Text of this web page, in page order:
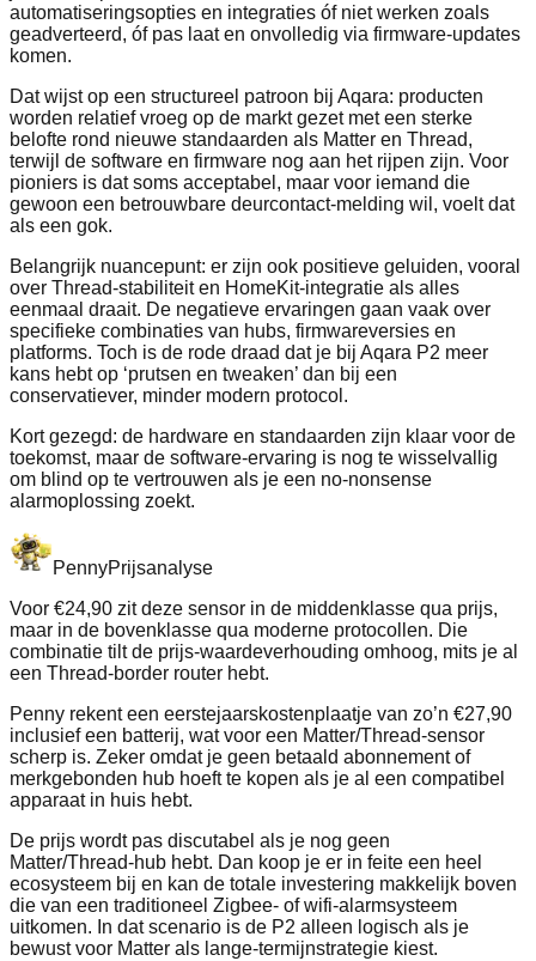
automatiseringsopties en integraties óf niet werken zoals
geadverteerd, óf pas laat en onvolledig via firmware‑updates
komen.
Dat wijst op een structureel patroon bij Aqara: producten
worden relatief vroeg op de markt gezet met een sterke
belofte rond nieuwe standaarden als Matter en Thread,
terwijl de software en firmware nog aan het rijpen zijn. Voor
pioniers is dat soms acceptabel, maar voor iemand die
gewoon een betrouwbare deurcontact‑melding wil, voelt dat
als een gok.
Belangrijk nuancepunt: er zijn ook positieve geluiden, vooral
over Thread‑stabiliteit en HomeKit‑integratie als alles
eenmaal draait. De negatieve ervaringen gaan vaak over
specifieke combinaties van hubs, firmwareversies en
platforms. Toch is de rode draad dat je bij Aqara P2 meer
kans hebt op ‘prutsen en tweaken’ dan bij een
conservatiever, minder modern protocol.
Kort gezegd: de hardware en standaarden zijn klaar voor de
toekomst, maar de software‑ervaring is nog te wisselvallig
om blind op te vertrouwen als je een no‑nonsense
alarmoplossing zoekt.
PennyPrijsanalyse
Voor €24,90 zit deze sensor in de middenklasse qua prijs,
maar in de bovenklasse qua moderne protocollen. Die
combinatie tilt de prijs‑waardeverhouding omhoog, mits je al
een Thread‑border router hebt.
Penny rekent een eerstejaarskostenplaatje van zo’n €27,90
inclusief een batterij, wat voor een Matter/Thread‑sensor
scherp is. Zeker omdat je geen betaald abonnement of
merkgebonden hub hoeft te kopen als je al een compatibel
apparaat in huis hebt.
De prijs wordt pas discutabel als je nog geen
Matter/Thread‑hub hebt. Dan koop je er in feite een heel
ecosysteem bij en kan de totale investering makkelijk boven
die van een traditioneel Zigbee‑ of wifi‑alarmsysteem
uitkomen. In dat scenario is de P2 alleen logisch als je
bewust voor Matter als lange‑termijnstrategie kiest.